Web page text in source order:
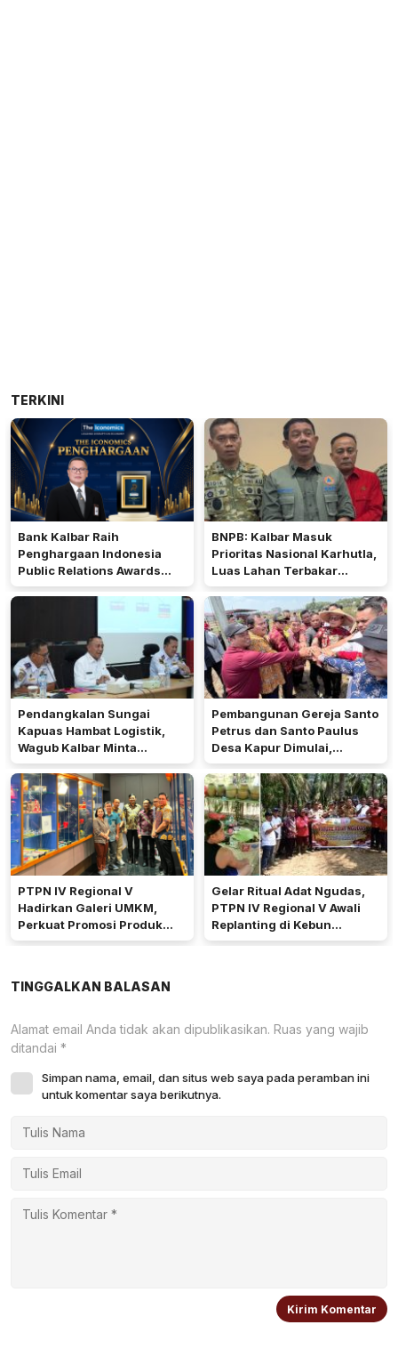
TERKINI
Bank Kalbar Raih
Penghargaan Indonesia
Public Relations Awards
2026
BNPB: Kalbar Masuk
Prioritas Nasional Karhutla,
Luas Lahan Terbakar
Peringkat Keempat
Pendangkalan Sungai
Kapuas Hambat Logistik,
Wagub Kalbar Minta
Pengerukan Diprioritaskan
Pembangunan Gereja Santo
Petrus dan Santo Paulus
Desa Kapur Dimulai,
Pemkab Kubu Raya Siapkan
Akses Jalan
PTPN IV Regional V
Hadirkan Galeri UMKM,
Perkuat Promosi Produk
Mitra Binaan Melalui Inovasi
Gelar Ritual Adat Ngudas,
PTPN IV Regional V Awali
Replanting di Kebun
Kembayan
TINGGALKAN BALASAN
Alamat email Anda tidak akan dipublikasikan. Ruas yang wajib
ditandai *
Simpan nama, email, dan situs web saya pada peramban ini
untuk komentar saya berikutnya.